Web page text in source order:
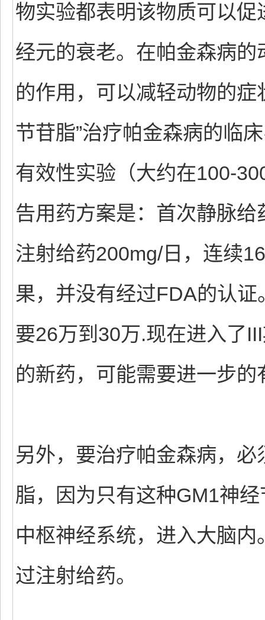
物实验都表明该物质可以
经元的衰老。在帕金森病
的作用，可以减轻动物的
节苷脂”治疗帕金森病的临
有效性实验（大约在100-
告用药方案是：首次静脉
注射给药200mg/日，连续
果，并没有经过FDA的认
要26万到30万.现在进入了
的新药，可能需要进一步
另外，要治疗帕金森病，
脂，因为只有这种GM1神
中枢神经系统，进入大脑
过注射给药。